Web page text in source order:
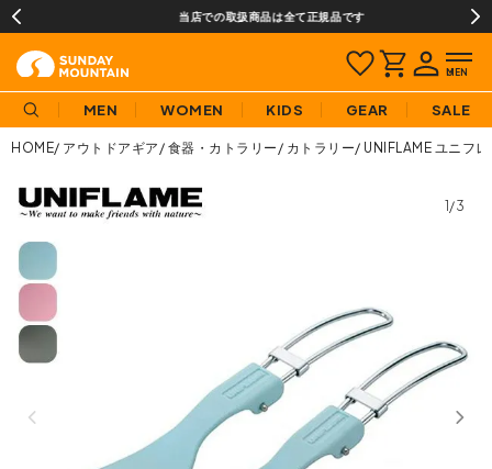
当店での取扱商品は全て正規品です
MEN WOMEN KIDS GEAR SALE
HOME アウトドアギア 食器・カトラリー カトラリー UNIFLAME ユニフ
1/3